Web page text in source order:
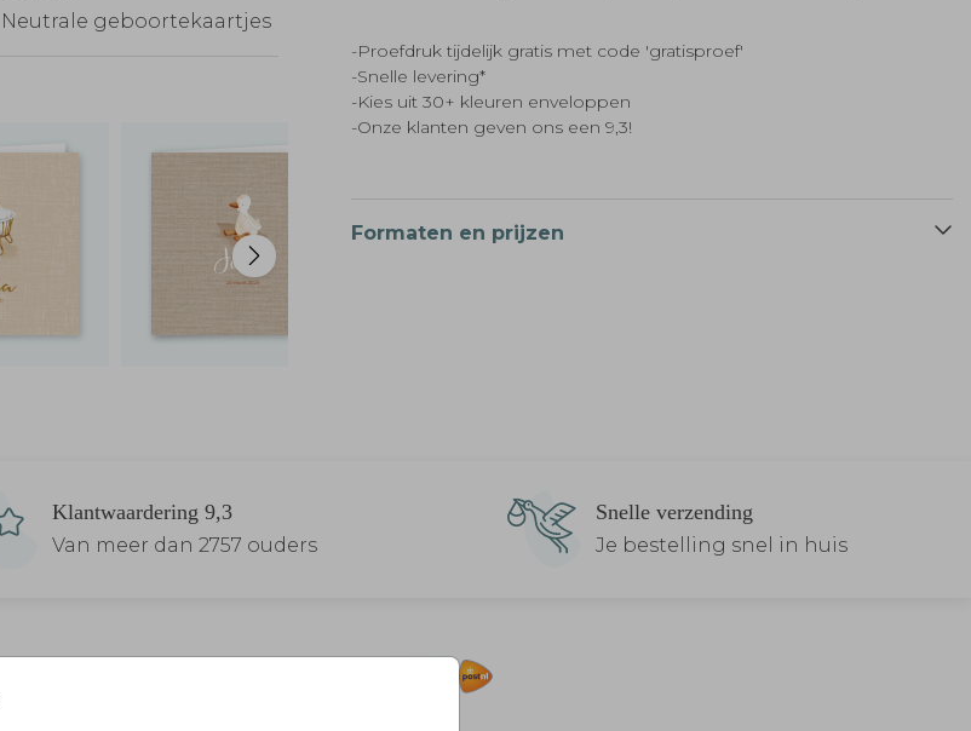
Neutrale geboortekaartjes
-Proefdruk tijdelijk gratis met code 'gratisproef'
-Snelle levering*
-Kies uit 30+ kleuren enveloppen
-Onze klanten geven ons een 9,3!
Formaten en prijzen
Klantwaardering 9,3
Van meer dan 2757 ouders
Snelle verzending
Je bestelling snel in huis
en betalen